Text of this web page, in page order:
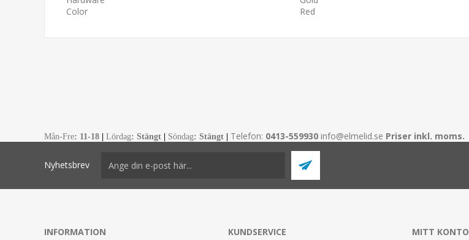
Color
Red
Mån-Fre: 11-18 Lördag: Stängt Söndag: Stängt Telefon: 0413-559930 info@elmelid.se Priser inkl. moms.
Nyhetsbrev
INFORMATION KUNDSERVICE MITT KONTO